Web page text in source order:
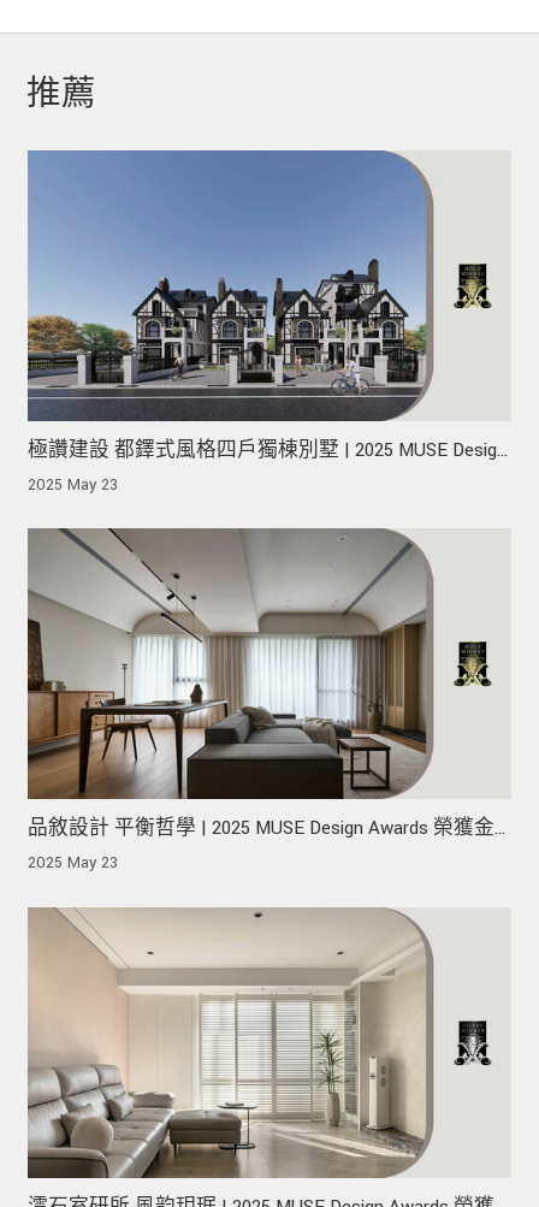
推薦
極讚建設 都鐸式風格四戶獨棟別墅 | 2025 MUSE Design
Awards 榮獲金獎！
2025 May 23
品敘設計 平衡哲學 | 2025 MUSE Design Awards 榮獲金
獎！
2025 May 23